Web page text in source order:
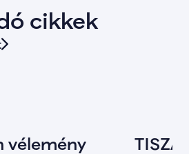
cikkek
vélemény
TISZA